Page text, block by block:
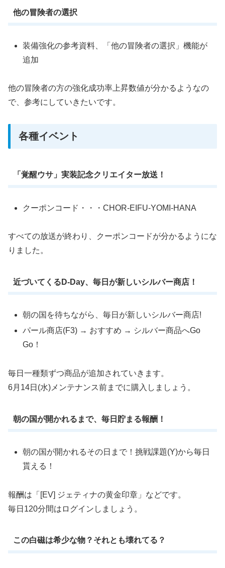
他の冒険者の選択
装備強化の参考資料、「他の冒険者の選択」機能が
追加
他の冒険者の方の強化成功率上昇数値が分かるようなの
で、参考にしていきたいです。
各種イベント
「覚醒ウサ」実装記念クリエイター放送！
クーポンコード・・・CHOR-EIFU-YOMI-HANA
すべての放送が終わり、クーポンコードが分かるようにな
りました。
近づいてくるD-Day、毎日が新しいシルバー商店！
朝の国を待ちながら、毎日が新しいシルバー商店!
パール商店(F3) → おすすめ → シルバー商品へGo
Go！
毎日一種類ずつ商品が追加されていきます。
6月14日(水)メンテナンス前までに購入しましょう。
朝の国が開かれるまで、毎日貯まる報酬！
朝の国が開かれるその日まで！挑戦課題(Y)から毎日
貰える！
報酬は「[EV] ジェティナの黄金印章」などです。
毎日120分間はログインしましょう。
この白磁は希少な物？それとも壊れてる？